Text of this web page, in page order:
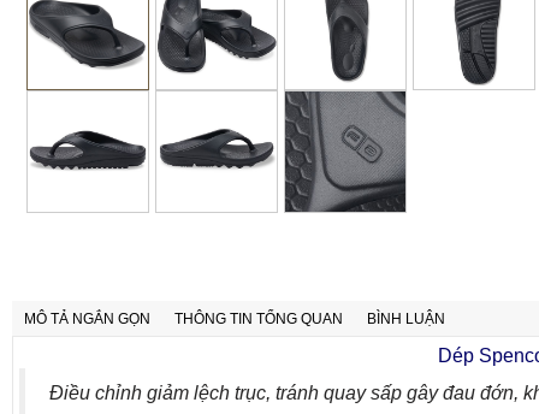
MÔ TẢ NGẮN GỌN THÔNG TIN TỔNG QUAN BÌNH LUẬN
Dép
Điều chỉnh giảm lệch trục, tránh quay sấp gây đau đớn,